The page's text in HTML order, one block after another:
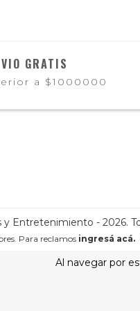
Al navegar por
GRATIS
a $1000000
Entretenimiento - 2026.
Para reclamos ingresá acá.